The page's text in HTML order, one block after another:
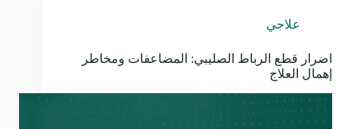
علاجي
اضرار قطع الرباط الصليبي: المضاعفات ومخاطر
إهمال العلاج